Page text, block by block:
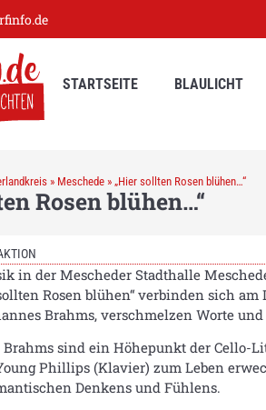
STARTSEITE BLAULICHT
» Meschede » „Hier sollten Rosen blühen…“
Rosen blühen…“
in der Mescheder Stadthalle
Rosen blühen“ verbinden sich
Brahms, verschmelzen Worte
Brahms sind ein Höhepunkt der
Phillips (Klavier) zum Leben
Denkens und Fühlens.